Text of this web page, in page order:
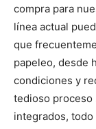
compra para
línea actual
que
papeleo, desde
condiciones y
tedioso proceso
integrados, todo